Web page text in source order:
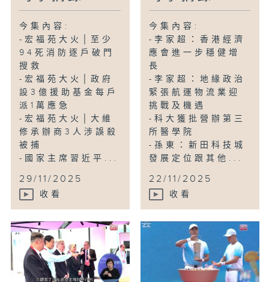
今集內容:
-宏福苑大火│至少
94死消防逐戶破門
搜救
-宏福苑大火│政府
設3億援助基金每戶
派1萬應急
-宏福苑大火│大維
修承辦商3人涉誤殺
被捕
-國家主席習近平...
29/11/2025
收看
今集內容:
-李家超：香港經濟
應會進一步穩健增
長
-李家超：地緣政治
緊張航運物流業迎
挑戰及機遇
-科大獲批營辦第三
所醫學院
-孫東：新田科技城
發展定位跟其他...
22/11/2025
收看